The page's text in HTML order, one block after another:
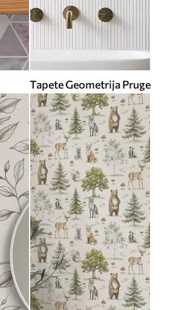
Tapete Geometrija Pruge